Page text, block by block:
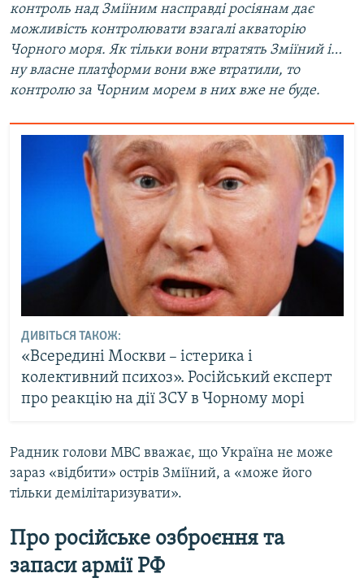
контроль над Зміїним насправді росіянам дає
можливість контролювати взагалі акваторію
Чорного моря. Як тільки вони втратять Зміїний і…
ну власне платформи вони вже втратили, то
контролю за Чорним морем в них вже не буде.
ДИВІТЬСЯ ТАКОЖ:
«Всередині Москви – істерика і
колективний психоз». Російський експерт
про реакцію на дії ЗСУ в Чорному морі
Радник голови МВС вважає, що Україна не може
зараз «відбити» острів Зміїний, а «може його
тільки демілітаризувати».
Про російське озброєння та
запаси армії РФ